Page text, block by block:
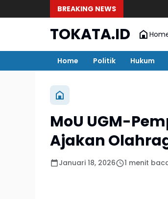
BREAKING NEWS
TOKATA.ID
Home Politik Hukum
MoU UGM-
Ajakan
Januari 18, 2026 1 menit